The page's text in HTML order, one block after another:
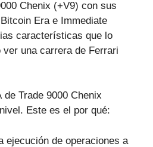
Chenix (+V9) con sus
Era e Immediate
características que lo
una carrera de Ferrari
Trade 9000 Chenix
Este es el por qué:
ejecución de operaciones a